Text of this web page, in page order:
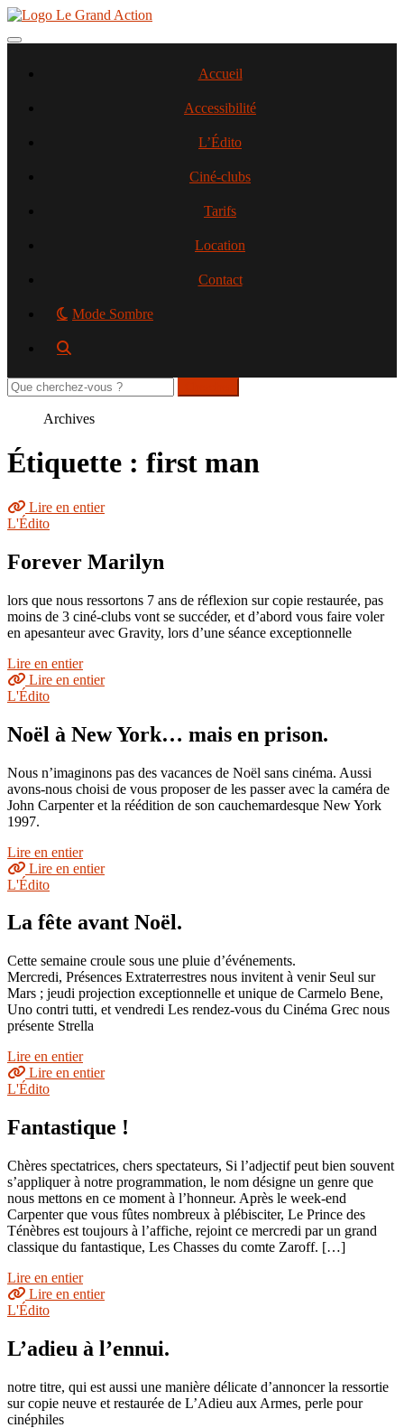
Aller
contenu
Toggle navigation
Accueil
Accessibilité
L’Édito
Ciné-clubs
Tarifs
Location
Contact
Mode Sombre
Rechercher
sur
Archives
Étiquette : first man
Lire en entier
L'Édito
Forever Marilyn
lors que nous ressortons 7 ans de réflexion sur copie restaurée, pas
moins de 3 ciné-clubs vont se succéder, et d’abord vous faire voler
en apesanteur avec Gravity, lors d’une séance exceptionnelle
Lire en entier
Lire en entier
L'Édito
Noël à New York… mais en prison.
Nous n’imaginons pas des vacances de Noël sans cinéma. Aussi
avons-nous choisi de vous proposer de les passer avec la caméra de
John Carpenter et la réédition de son cauchemardesque New York
1997.
Lire en entier
Lire en entier
L'Édito
La fête avant Noël.
Cette semaine croule sous une pluie d’événements.
Mercredi, Présences Extraterrestres nous invitent à venir Seul sur
Mars ; jeudi projection exceptionnelle et unique de Carmelo Bene,
Uno contri tutti, et vendredi Les rendez-vous du Cinéma Grec nous
présente Strella
Lire en entier
Lire en entier
L'Édito
Fantastique !
Chères spectatrices, chers spectateurs, Si l’adjectif peut bien souvent
s’appliquer à notre programmation, le nom désigne un genre que
nous mettons en ce moment à l’honneur. Après le week-end
Carpenter que vous fûtes nombreux à plébisciter, Le Prince des
Ténèbres est toujours à l’affiche, rejoint ce mercredi par un grand
classique du fantastique, Les Chasses du comte Zaroff. […]
Lire en entier
Lire en entier
L'Édito
L’adieu à l’ennui.
notre titre, qui est aussi une manière délicate d’annoncer la ressortie
sur copie neuve et restaurée de L’Adieu aux Armes, perle pour
cinéphiles